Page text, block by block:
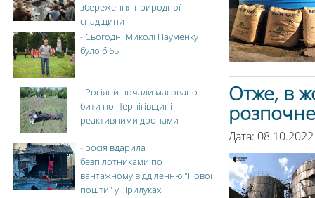
Отже, в
Дата:
збереження природної
спадщини
-Сьогодні Миколі Науменку
було б 65
- Росіяни почали масовано
бити по Чернігівщині
реактивними дронами
- росія вдарила
безпілотниками по
вантажному відділенню "Нової
пошти" у Прилуках